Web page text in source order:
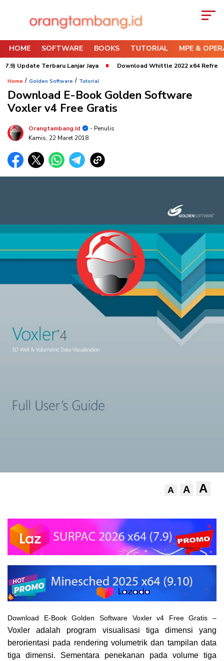
HOME SOFTWARE BOOKS TUTORIAL MPE &
Terbaru Lanjar Jaya Download Whittle 2022 x64 Refresh 3
Home / Golden Software / Tutorial
Download E-Book Golden Software
Voxler v4 Free Gratis
Orangtambang.id
- Penulis
Kamis, 22 Maret 2018
A A A
Download E-Book Golden Software Voxler v4 Free Gratis –
Voxler adalah program visualisasi tiga dimensi yang
berorientasi pada rendering volumetrik dan tampilan data
tiga dimensi. Sementara penekanan pada volume tiga